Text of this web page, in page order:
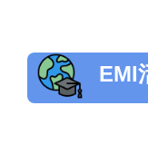
EMI